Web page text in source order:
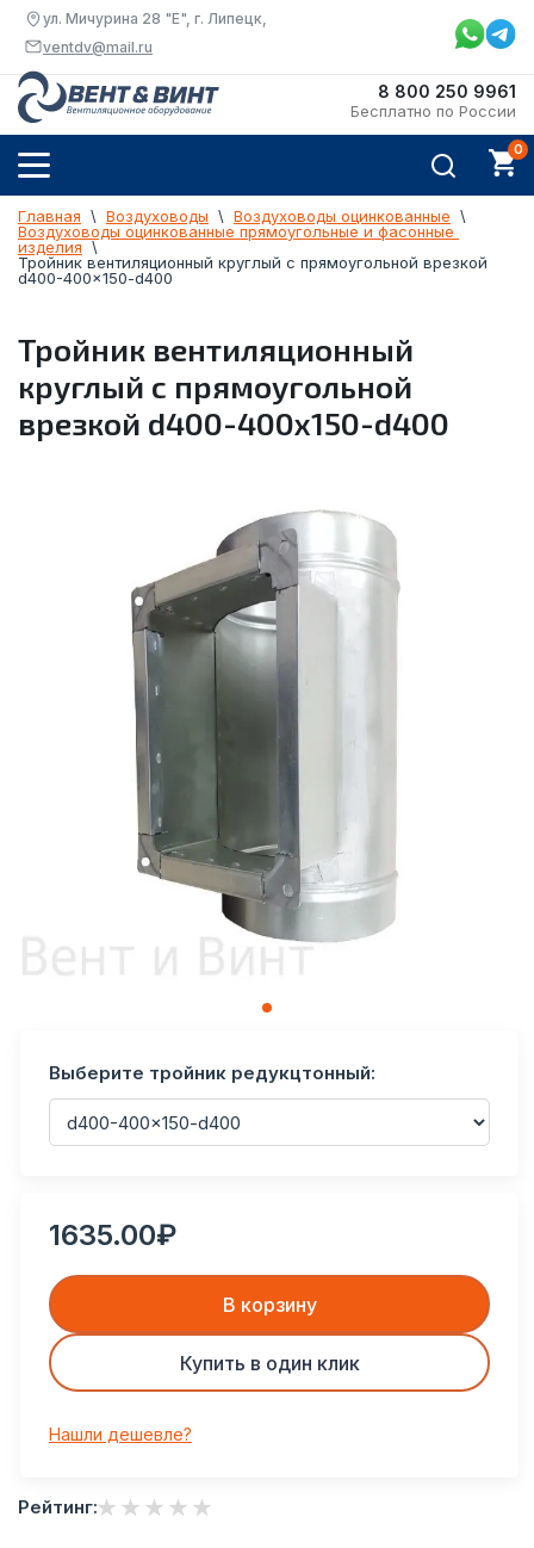
ул. Мичурина 28 "Е", г. Липецк,
ventdv@mail.ru
Бесплатно по России
8 800 250 9961
Главная
  \
Воздуховоды
  \
Воздуховоды оцинкованные
Воздуховоды оцинкованные прямоугольные и фасонные
изделия
  \
Тройник вентиляционный круглый с прямоугольной врезкой
d400-400x150-d400
Тройник вентиляционный
круглый с прямоугольной
врезкой d400-400x150-d400
Выберите тройник редукцтонный:
1635.00₽
В корзину
Купить в один клик
Нашли дешевле?
Рейтинг: